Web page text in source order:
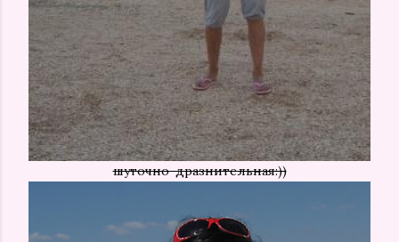
шуточно-дразнительная:))